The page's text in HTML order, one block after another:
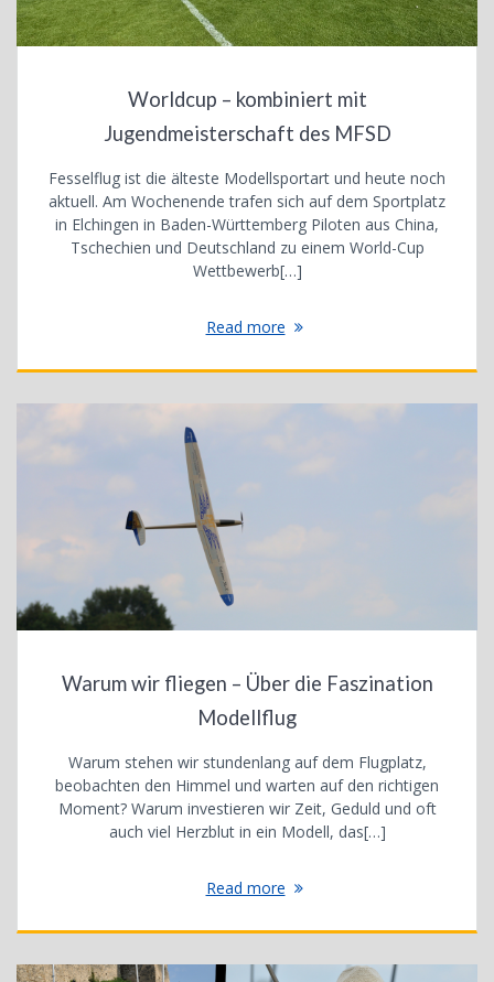
Worldcup – kombiniert mit
Jugendmeisterschaft des MFSD
Fesselflug ist die älteste Modellsportart und heute noch
aktuell. Am Wochenende trafen sich auf dem Sportplatz
in Elchingen in Baden-Württemberg Piloten aus China,
Tschechien und Deutschland zu einem World-Cup
Wettbewerb[…]
Read more
Warum wir fliegen – Über die Faszination
Modellflug
Warum stehen wir stundenlang auf dem Flugplatz,
beobachten den Himmel und warten auf den richtigen
Moment? Warum investieren wir Zeit, Geduld und oft
auch viel Herzblut in ein Modell, das[…]
Read more